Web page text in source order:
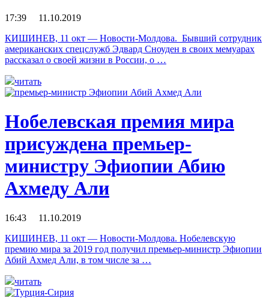
17:39 11.10.2019
КИШИНЕВ, 11 окт — Новости-Молдова. Бывший сотрудник
американских спецслужб Эдвард Сноуден в своих мемуарах
рассказал о своей жизни в России, о …
читать
Нобелевская премия мира
присуждена премьер-
министру Эфиопии Абию
Ахмеду Али
16:43 11.10.2019
КИШИНЕВ, 11 окт — Новости-Молдова. Нобелевскую
премию мира за 2019 год получил премьер-министр Эфиопии
Абий Ахмед Али, в том числе за …
читать